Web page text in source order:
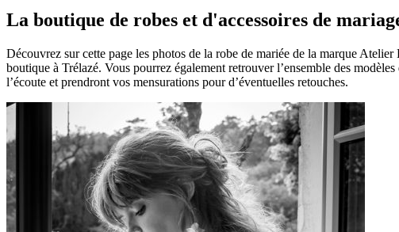
La boutique de robes et d'accessoires de
Découvrez sur cette page les photos de la robe de mariée de la marque
boutique à Trélazé. Vous pourrez également retrouver l’ensemble des
l’écoute et prendront vos mensurations pour d’éventuelles retouches.